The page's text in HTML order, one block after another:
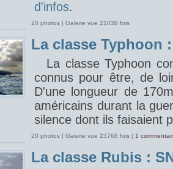
d'infos.
20 photos | Galerie vue 21038 fois
La classe Typhoon
La classe Typhoon
connus pour être, de
D'une longueur de
américains durant la
silence dont ils faisaient
20 photos | Galerie vue 23768 fois | 1
La classe Rubis :